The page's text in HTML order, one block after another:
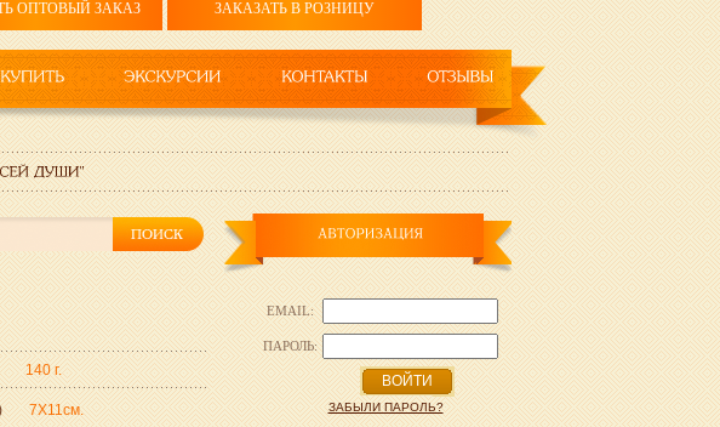
ОПТОВЫЙ ЗАКАЗ ЗАКАЗАТЬ В РОЗНИЦУ
140 г.
7Х11см.
EMAIL:
ПАРОЛЬ:
ВОЙТИ
ЗАБЫЛИ ПАРОЛЬ?